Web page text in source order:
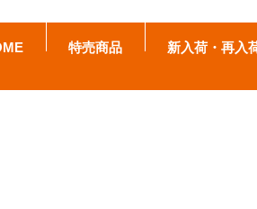
特売商品 新入荷・再入